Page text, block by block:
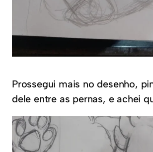
Prossegui mais no desenho,
dele entre as pernas, e achei